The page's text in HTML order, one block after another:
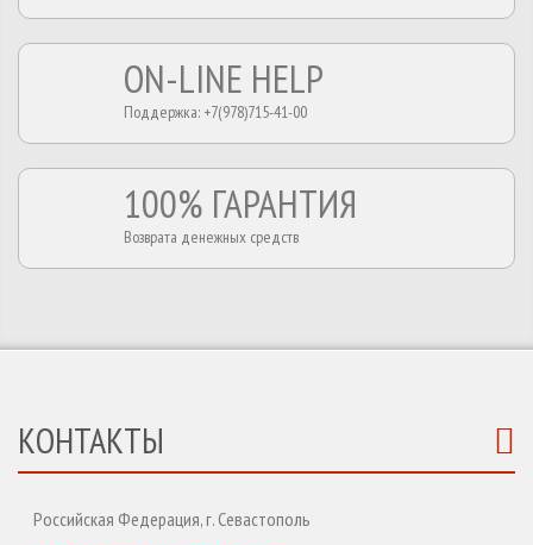
ON-LINE HELP
Поддержка: +7(978)715-41-00
100% ГАРАНТИЯ
Возврата денежных средств
КОНТАКТЫ
Российская Федерация, г. Севастополь